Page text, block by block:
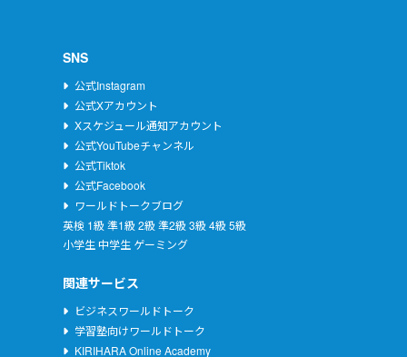
SNS
公式Instagram
公式Xアカウント
Xスケジュール通知アカウント
公式YouTubeチャンネル
公式Tiktok
公式Facebook
ワールドトークブログ
英検 1級 準1級 2級 準2級 3級 4級 5級
小学生 中学生 ゲーミング
関連サービス
ビジネスワールドトーク
学習塾向けワールドトーク
KIRIHARA Online Academy